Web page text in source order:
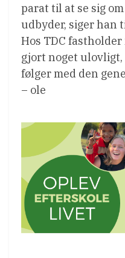
parat til at se sig
udbyder, siger han
Hos TDC
gjort noget ulovligt,
følger med den
– ole